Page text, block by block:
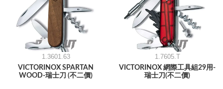
1.3601.63
VICTORINOX SPARTAN
WOOD-瑞士刀 (不二價)
1.7605.T
VICTORINOX 網際工具組29用-
瑞士刀(不二價)